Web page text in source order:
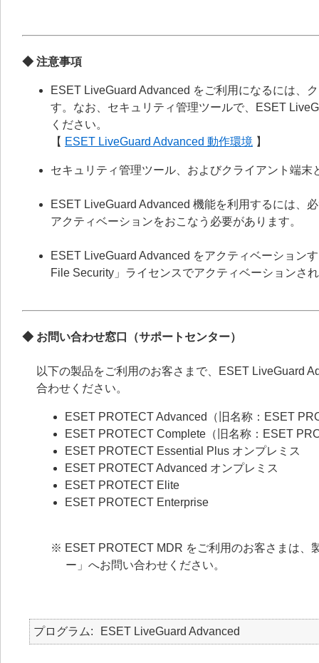
◆ 注意事項
ESET LiveGuard Advanced をご利用になるには、
す。なお、セキュリティ管理ツールで、ESET
ください。
【 ESET LiveGuard Advanced 動作環境 】
セキュリティ管理ツール、およびクライアント端
ESET LiveGuard Advanced 機能を利用するには、
アクティベーションをおこなう必要があります。
ESET LiveGuard Advanced をアクティベーション
File Security」ライセンスでアクティベーションさ
◆ お問い合わせ窓口（サポートセンター）
以下の製品をご利用のお客さまで、ESET LiveGuard
合わせください。
ESET PROTECT Advanced（旧名称：ESET
ESET PROTECT Complete（旧名称：ESET
ESET PROTECT Essential Plus オンプレミス
ESET PROTECT Advanced オンプレミス
ESET PROTECT Elite
ESET PROTECT Enterprise
※ ESET PROTECT MDR をご利用のお客さまは、
ー」へお問い合わせください。
プログラム ESET LiveGuard Advanced